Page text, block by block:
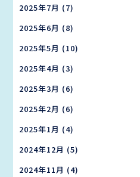
2025年7月 (7)
2025年6月 (8)
2025年5月 (10)
2025年4月 (3)
2025年3月 (6)
2025年2月 (6)
2025年1月 (4)
2024年12月 (5)
2024年11月 (4)